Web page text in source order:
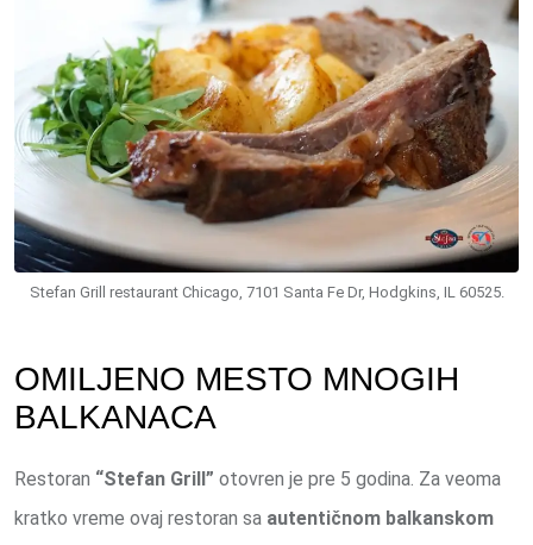
Stefan Grill restaurant Chicago, 7101 Santa Fe Dr, Hodgkins, IL 60525.
OMILJENO MESTO MNOGIH
BALKANACA
Restoran “Stefan Grill” otovren je pre 5 godina. Za veoma
kratko vreme ovaj restoran sa autentičnom balkanskom